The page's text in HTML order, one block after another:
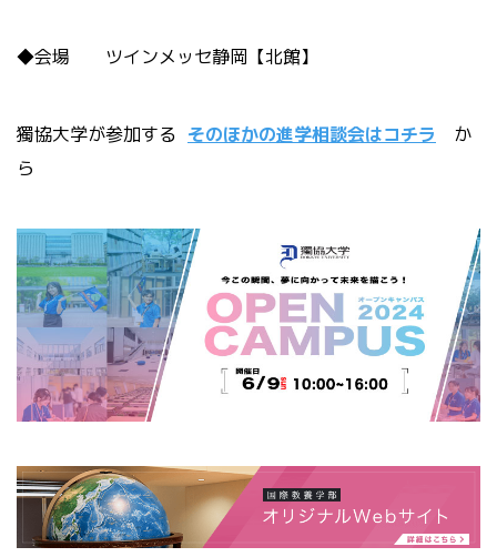
◆会場 ツインメッセ静岡【北館】
獨協大学が参加する そのほかの進学相談会はコチラ か
ら